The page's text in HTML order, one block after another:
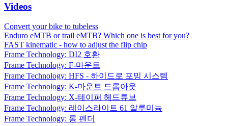
Videos
Convert your bike to tubeless
Enduro eMTB or trail eMTB? Which one is best for you?
FAST kinematic - how to adjust the flip chip
Frame Technology: DI2 호환
Frame Technology: F-마운트
Frame Technology: HFS - 하이드로 포밍 시스템
Frame Technology: K-마운트 드롭아웃
Frame Technology: X-테이퍼 헤드튜브
Frame Technology: 레이스라이트 61 알루미늄
Frame Technology: 롱 펜더